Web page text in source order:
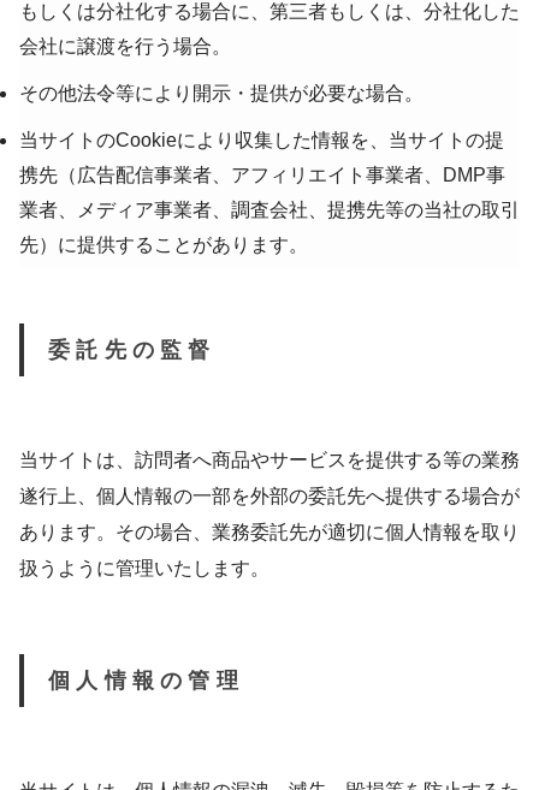
もしくは分社化する場合に、第三者もしくは、分社化した
会社に譲渡を行う場合。
その他法令等により開示・提供が必要な場合。
当サイトのCookieにより収集した情報を、当サイトの提
携先（広告配信事業者、アフィリエイト事業者、DMP事
業者、メディア事業者、調査会社、提携先等の当社の取引
先）に提供することがあります。
委託先の監督
当サイトは、訪問者へ商品やサービスを提供する等の業務
遂行上、個人情報の一部を外部の委託先へ提供する場合が
あります。その場合、業務委託先が適切に個人情報を取り
扱うように管理いたします。
個人情報の管理